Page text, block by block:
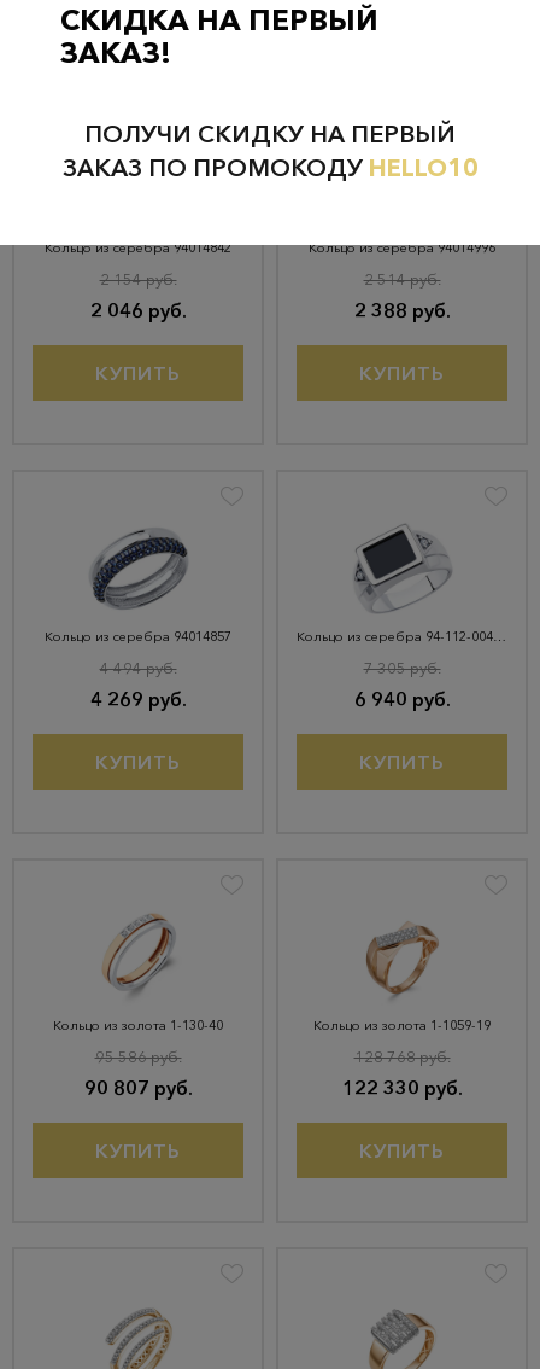
Кольцо из серебра 94014842
2 046 руб.
2 154 руб.
КУПИТЬ
Кольцо из серебра 94014996
2 388 руб.
2 514 руб.
КУПИТЬ
Кольцо из серебра 94014857
4 269 руб.
4 494 руб.
КУПИТЬ
Кольцо из серебра 94-112-00491-1
6 940 руб.
7 305 руб.
КУПИТЬ
Кольцо из золота 1-130-40
90 807 руб.
95 586 руб.
КУПИТЬ
Кольцо из золота 1-1059-19
122 330 руб.
128 768 руб.
КУПИТЬ
СКИДКА НА ПЕРВЫЙ
ЗАКАЗ!
ПОЛУЧИ СКИДКУ НА ПЕРВЫЙ
ЗАКАЗ ПО ПРОМОКОДУ HELLO10